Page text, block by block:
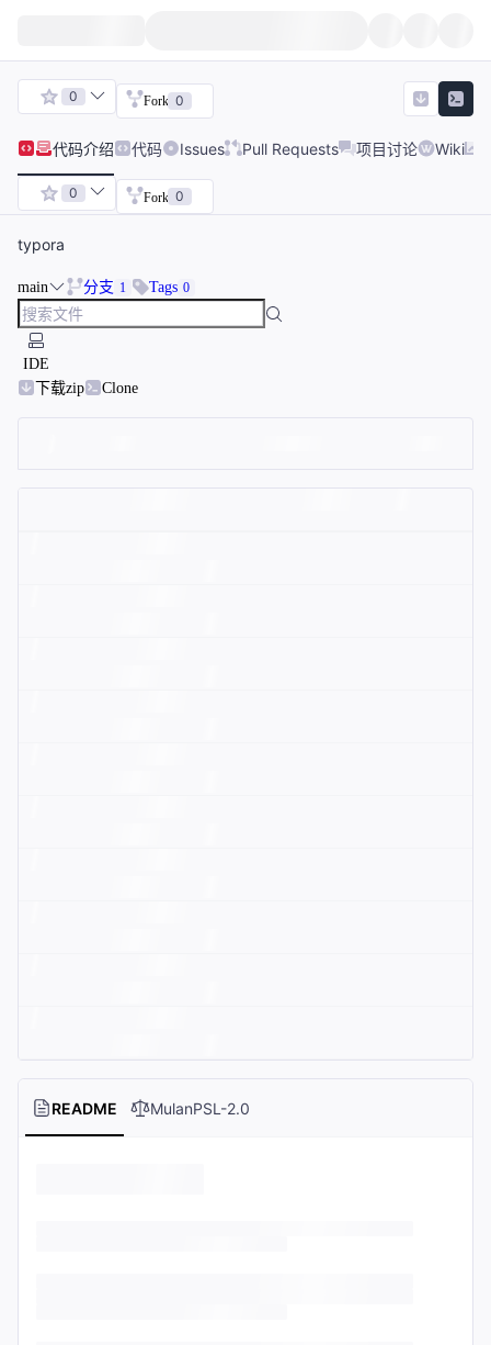
0 Fork 0
代码介绍 代码 Issues Pull Requests 项目讨论 Wiki
0 Fork 0
typora
main 分支 1 Tags 0
IDE
下载zip
Clone
README MulanPSL-2.0